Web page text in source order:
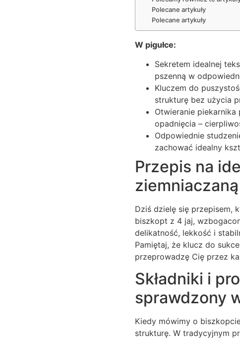
Polecane artykuły
Polecane artykuły
W pigułce:
Sekretem idealnej
pszenną w
Kluczem do
strukturę bez użycia
Otwieranie
opadnięcia –
Odpowiednie
zachować idealny
Przepis na
Dziś dzielę się przepisem,
biszkopt z 4 jaj,
delikatność, lekkość i
Pamiętaj, że klucz do
przeprowadzę Cię przez
Składniki i
sprawdzony
Kiedy mówimy o
strukturę. W tradycyjnym